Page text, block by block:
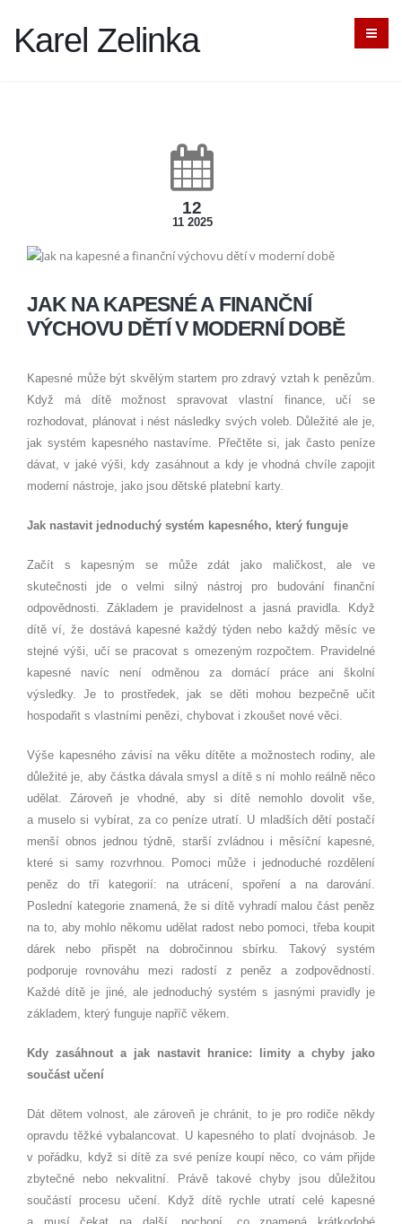
Karel Zelinka
12
11 2025
JAK NA KAPESNÉ A FINANČNÍ
VÝCHOVU DĚTÍ V MODERNÍ DOBĚ
Kapesné může být skvělým startem pro zdravý vztah k penězům.
Když má dítě možnost spravovat vlastní finance, učí se
rozhodovat, plánovat i nést následky svých voleb. Důležité ale je,
jak systém kapesného nastavíme. Přečtěte si, jak často peníze
dávat, v jaké výši, kdy zasáhnout a kdy je vhodná chvíle zapojit
moderní nástroje, jako jsou dětské platební karty.
Jak nastavit jednoduchý systém kapesného, který funguje
Začít s kapesným se může zdát jako maličkost, ale ve
skutečnosti jde o velmi silný nástroj pro budování finanční
odpovědnosti. Základem je pravidelnost a jasná pravidla. Když
dítě ví, že dostává kapesné každý týden nebo každý měsíc ve
stejné výši, učí se pracovat s omezeným rozpočtem. Pravidelné
kapesné navíc není odměnou za domácí práce ani školní
výsledky. Je to prostředek, jak se děti mohou bezpečně učit
hospodařit s vlastními penězi, chybovat i zkoušet nové věci.
Výše kapesného závisí na věku dítěte a možnostech rodiny, ale
důležité je, aby částka dávala smysl a dítě s ní mohlo reálně něco
udělat. Zároveň je vhodné, aby si dítě nemohlo dovolit vše,
a muselo si vybírat, za co peníze utratí. U mladších dětí postačí
menší obnos jednou týdně, starší zvládnou i měsíční kapesné,
které si samy rozvrhnou. Pomoci může i jednoduché rozdělení
peněz do tří kategorií: na utrácení, spoření a na darování.
Poslední kategorie znamená, že si dítě vyhradí malou část peněz
na to, aby mohlo někomu udělat radost nebo pomoci, třeba koupit
dárek nebo přispět na dobročinnou sbírku. Takový systém
podporuje rovnováhu mezi radostí z peněz a zodpovědností.
Každé dítě je jiné, ale jednoduchý systém s jasnými pravidly je
základem, který funguje napříč věkem.
Kdy zasáhnout a jak nastavit hranice: limity a chyby jako
součást učení
Dát dětem volnost, ale zároveň je chránit, to je pro rodiče někdy
opravdu těžké vybalancovat. U kapesného to platí dvojnásob. Je
v pořádku, když si dítě za své peníze koupí něco, co vám přijde
zbytečné nebo nekvalitní. Právě takové chyby jsou důležitou
součástí procesu učení. Když dítě rychle utratí celé kapesné